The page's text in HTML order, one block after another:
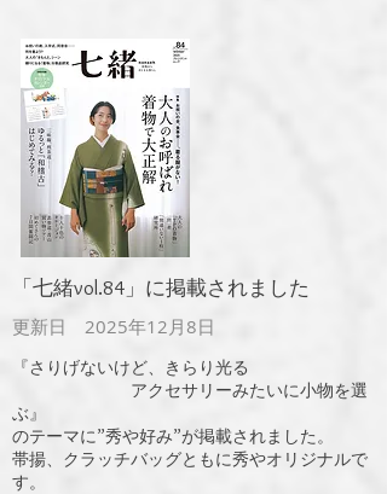
​「七緒vol.84」に掲載されました
更新日 2025年12月8日
『さりげないけど、きらり光る
アクセサリーみたいに小物を選
ぶ』
のテーマに”秀や好み”が掲載されました。
​帯揚、クラッチバッグともに秀やオリジナルで
す。